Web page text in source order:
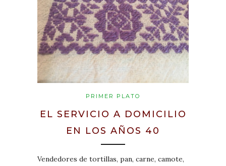
PRIMER PLATO
EL SERVICIO A DOMICILIO
EN LOS AÑOS 40
Vendedores de tortillas, pan, carne, camote,